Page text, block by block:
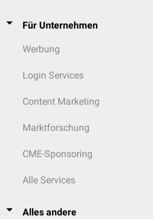
Für Unternehmen
Werbung
Login Services
Content Marketing
Marktforschung
CME-Sponsoring
Alle Services
Alles andere